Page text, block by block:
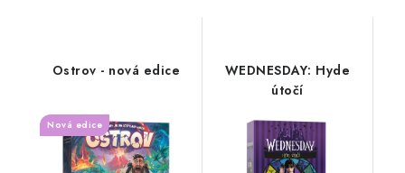
Ostrov - nová edice
Nová edice
WEDNESDAY: Hyde
útočí